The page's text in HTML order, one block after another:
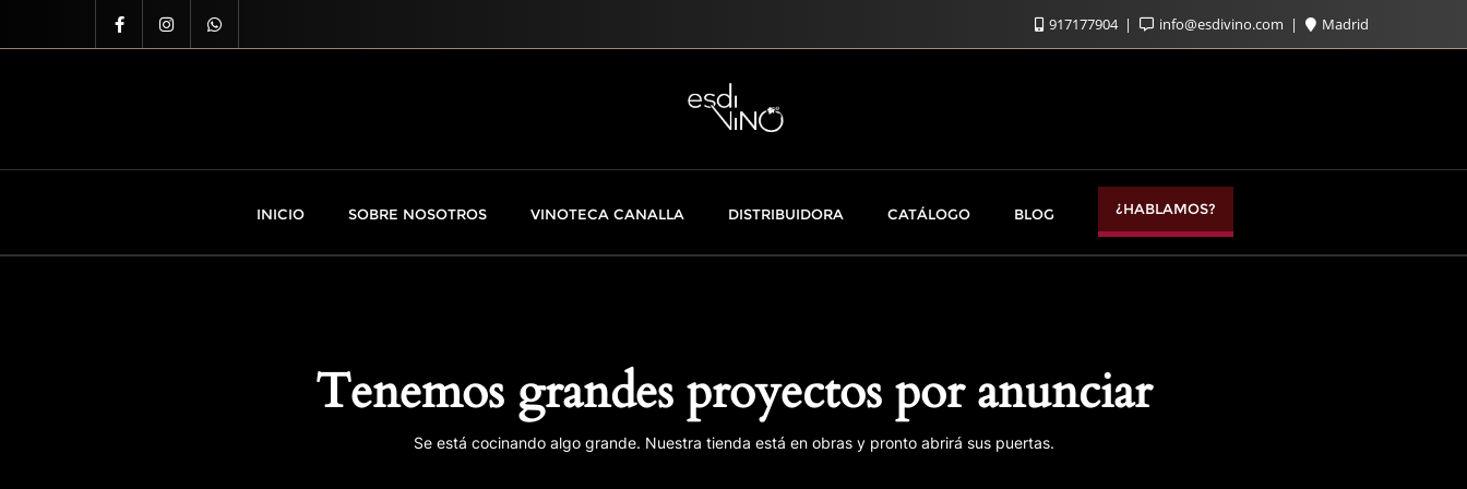
917177904 info@esdivino.com Madrid
INICIO SOBRE NOSOTROS VINOTECA CANALLA DISTRIBUIDORA CATÁLOGO BLOG ¿HABLAMOS?
Tenemos grandes proyectos por anunciar
Se está cocinando algo grande. Nuestra tienda está en obras y pronto abrirá sus puertas.